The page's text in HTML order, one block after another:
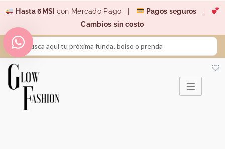
contenido
Hasta 6MSI con Mercado Pago | Pagos seguros
Cambios sin costo
Search
...